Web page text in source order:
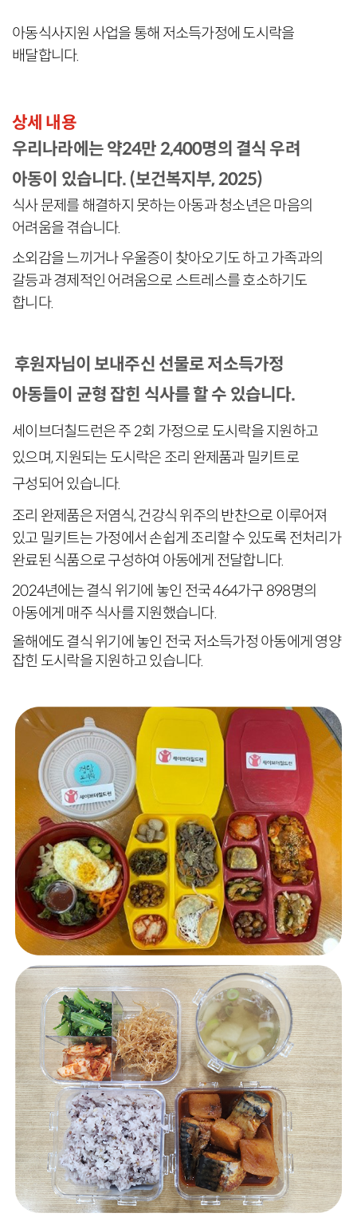
아동식사지원 사업을 통해 저소득가정에 도시락을
배달합니다.
상세 내용
우리나라에는 약24만 2,400명의 결식 우려
아동이 있습니다. (보건복지부, 2025)
식사 문제를 해결하지 못하는 아동과 청소년은 마음의
어려움을 겪습니다.
소외감을 느끼거나 우울증이 찾아오기도 하고 가족과의
갈등과 경제적인 어려움으로 스트레스를 호소하기도
합니다.
후원자님이 보내주신 선물로 저소득가정
아동들이 균형 잡힌 식사를 할 수 있습니다.
세이브더칠드런은 주 2회 가정으로 도시락을 지원하고
있으며, 지원되는 도시락은 조리 완제품과 밀키트로
구성되어 있습니다.
조리 완제품은 저염식, 건강식 위주의 반찬으로 이루어져
있고 밀키트는 가정에서 손쉽게 조리할 수 있도록 전처리가
완료된 식품으로 구성하여 아동에게 전달합니다.
2024년에는 결식 위기에 놓인 전국 464가구 898명의
아동에게 매주 식사를 지원했습니다.
올해에도 결식 위기에 놓인 전국 저소득가정 아동에게 영양
잡힌 도시락을 지원하고 있습니다.